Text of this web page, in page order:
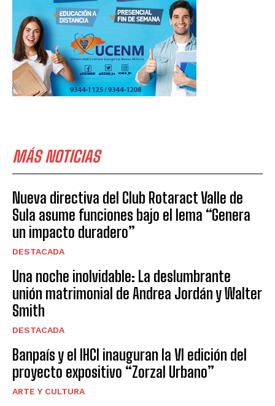
MÁS NOTICIAS
Nueva directiva del Club Rotaract Valle de
Sula asume funciones bajo el lema “Genera
un impacto duradero”
DESTACADA
Una noche inolvidable: La deslumbrante
unión matrimonial de Andrea Jordán y Walter
Smith
DESTACADA
Banpaís y el IHCI inauguran la VI edición del
proyecto expositivo “Zorzal Urbano”
ARTE Y CULTURA